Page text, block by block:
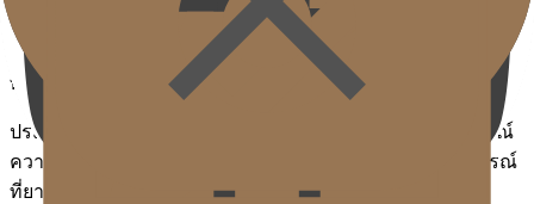
The Heritage of Gold J Expertise
ที่มาของความรู้ Gold J
ประสบการณ์หลัก 3 ประการที่สร้างความเชี่ยวชาญให้สมบูรณ์
ความละเอียดอ่อนของ Key Doctor ถูกสร้างขึ้นบนประสบการณ์
ที่ยาวนาน